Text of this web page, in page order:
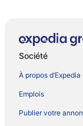
Société
À propos d’Expedia
Emplois
Publier votre